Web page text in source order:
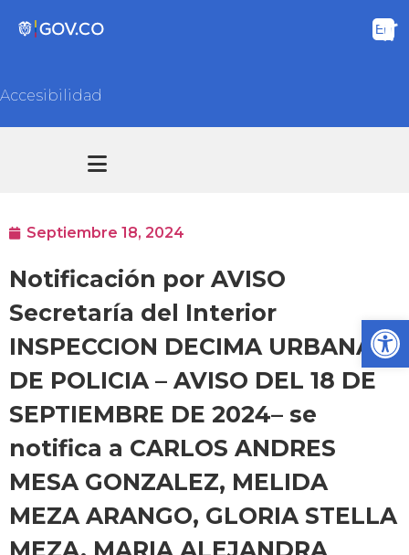
Accesibilidad
Septiembre 18, 2024
Notificación por AVISO
Secretaría del Interior
INSPECCION DECIMA URBANA
DE POLICIA – AVISO DEL 18 DE
SEPTIEMBRE DE 2024– se
notifica a CARLOS ANDRES
MESA GONZALEZ, MELIDA
MEZA ARANGO, GLORIA STELLA